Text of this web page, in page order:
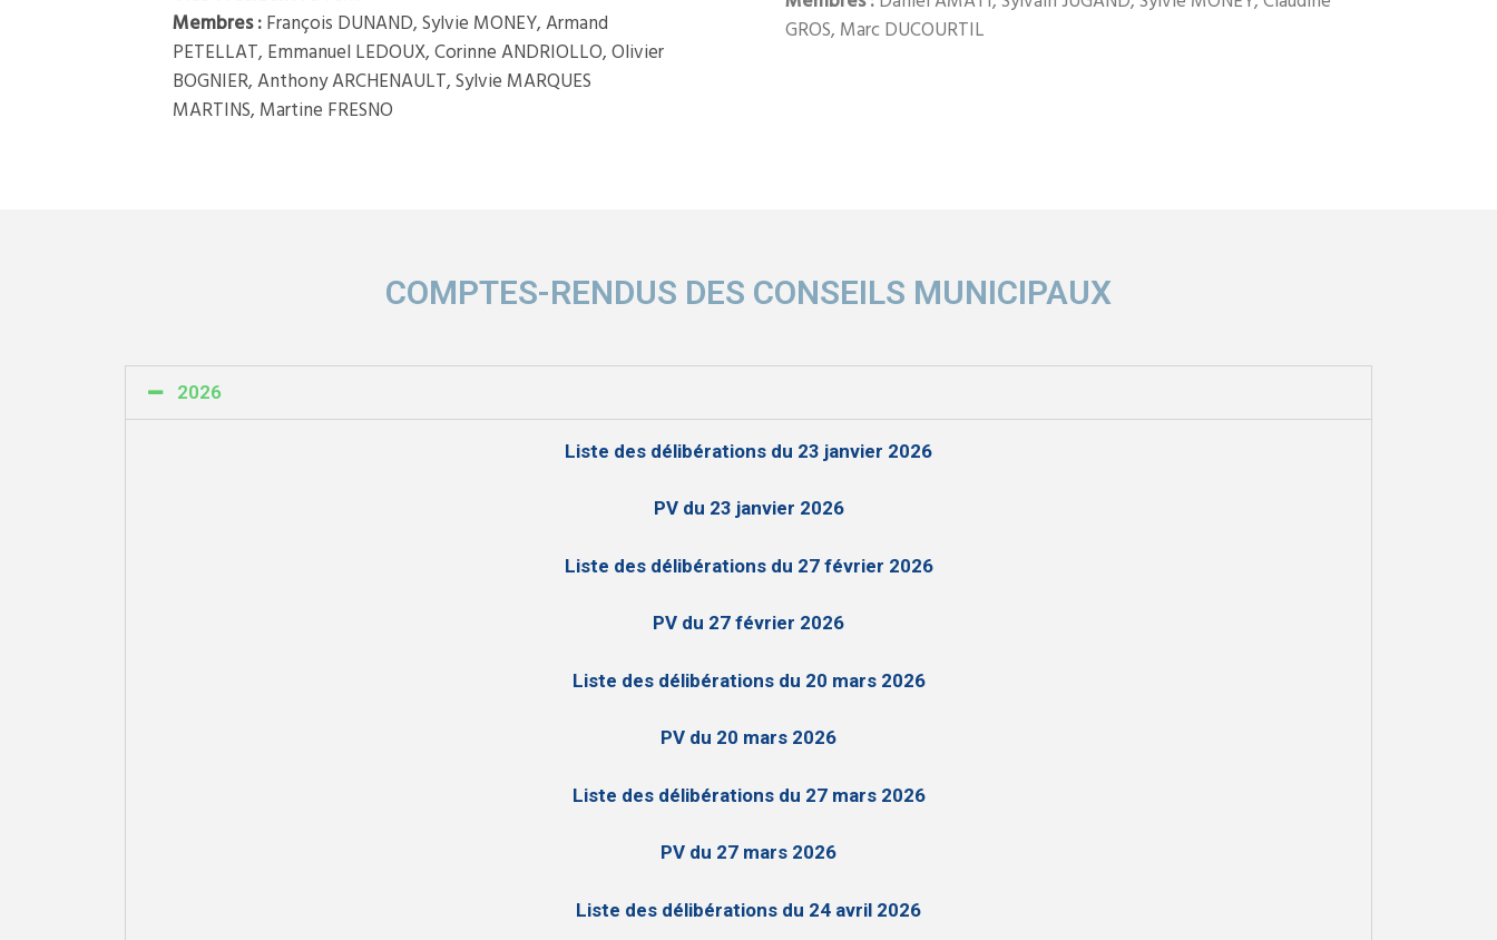
Membres :François DUNAND, Sylvie MONEY, Armand
PETELLAT, Emmanuel LEDOUX, Corinne ANDRIOLLO, Olivier
BOGNIER, Anthony ARCHENAULT, Sylvie MARQUES
MARTINS, Martine FRESNO
GROS, Marc DUCOURTIL
COMPTES-RENDUS DES CONSEILS MUNICIPAUX
2026
Liste des délibérations du 23 janvier 2026
PV du 23 janvier 2026
Liste des délibérations du 27 février 2026
PV du 27 février 2026
Liste des délibérations du 20 mars 2026
PV du 20 mars 2026
Liste des délibérations du 27 mars 2026
PV du 27 mars 2026
Liste des délibérations du 24 avril 2026